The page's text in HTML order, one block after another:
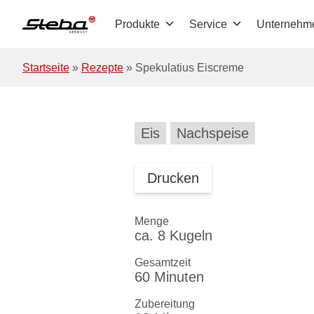
Produkte Service
Startseite » Rezepte » Spekulatius Eiscreme
Eis Nachspeise
Drucken
Menge
ca. 8 Kugeln
Gesamtzeit
60 Minuten
Zubereitung